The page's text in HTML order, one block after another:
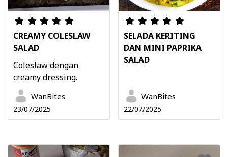
CREAMY COLESLAW
SALAD
Coleslaw dengan
creamy dressing.
WanBites
23/07/2025
SELADA KERITING
DAN MINI PAPRIKA
SALAD
WanBites
22/07/2025